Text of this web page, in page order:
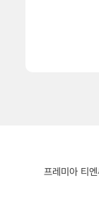
프레미아 티